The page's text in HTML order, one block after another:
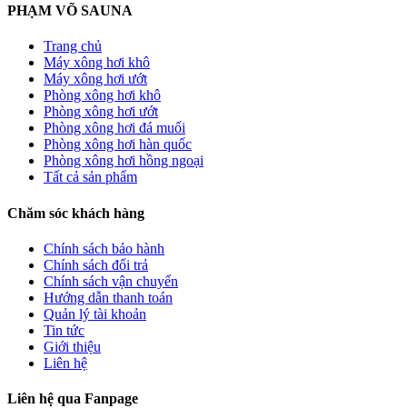
PHẠM VÕ SAUNA
Trang chủ
Máy xông hơi khô
Máy xông hơi ướt
Phòng xông hơi khô
Phòng xông hơi ướt
Phòng xông hơi đá muối
Phòng xông hơi hàn quốc
Phòng xông hơi hồng ngoại
Tất cả sản phẩm
Chăm sóc khách hàng
Chính sách bảo hành
Chính sách đổi trả
Chính sách vận chuyển
Hướng dẫn thanh toán
Quản lý tài khoản
Tin tức
Giới thiệu
Liên hệ
Liên hệ qua Fanpage